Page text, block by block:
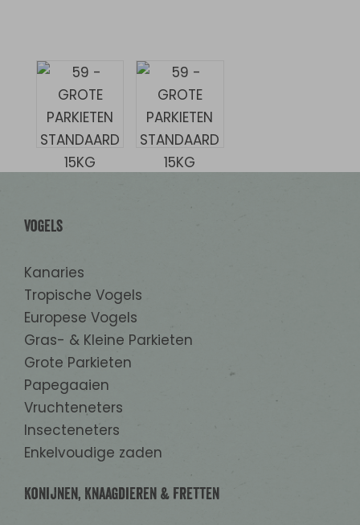
Vogels
Kanaries
Tropische Vogels
Europese Vogels
Gras- & Kleine Parkieten
Grote Parkieten
Papegaaien
Vruchteneters
Insecteneters
Enkelvoudige zaden
Konijnen, Knaagdieren & Fretten